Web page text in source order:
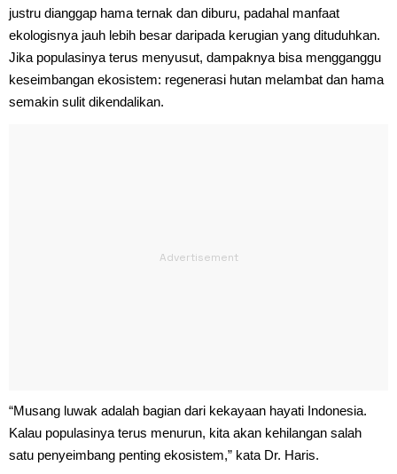
justru dianggap hama ternak dan diburu, padahal manfaat
ekologisnya jauh lebih besar daripada kerugian yang dituduhkan.
Jika populasinya terus menyusut, dampaknya bisa mengganggu
keseimbangan ekosistem: regenerasi hutan melambat dan hama
semakin sulit dikendalikan.
“Musang luwak adalah bagian dari kekayaan hayati Indonesia.
Kalau populasinya terus menurun, kita akan kehilangan salah
satu penyeimbang penting ekosistem,” kata Dr. Haris.